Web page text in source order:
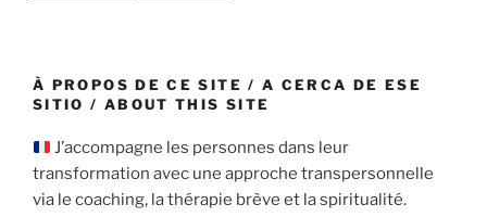
À PROPOS DE CE SITE / A CERCA DE ESE
SITIO / ABOUT THIS SITE
J’accompagne les personnes dans leur
transformation avec une approche transpersonnelle
via le coaching, la thérapie brève et la spiritualité.